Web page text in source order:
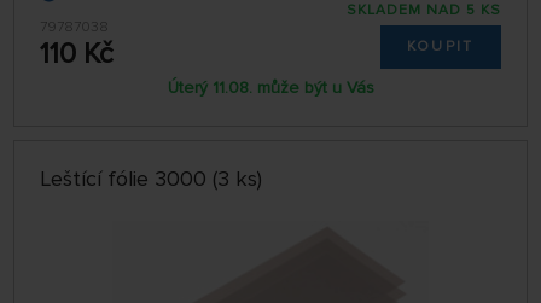
79787038
110 Kč
SKLADEM NAD 5 KS
KOUPIT
Úterý 11.08. může být u Vás
Leštící fólie 3000 (3 ks)